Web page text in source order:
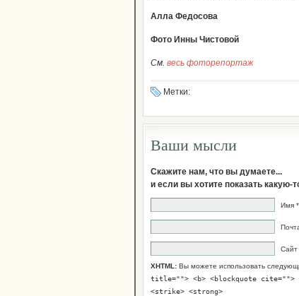
Алла Федосова
Фото Инны Чистовой
См. весь фоторепортаж
Метки:
Ваши мысли
Скажите нам, что вы думаете...
и если вы хотите показать какую-
Имя *
Сайт
XHTML: Вы можете использовать
title=""> <b> <blockquote cite="">
<strike> <strong>